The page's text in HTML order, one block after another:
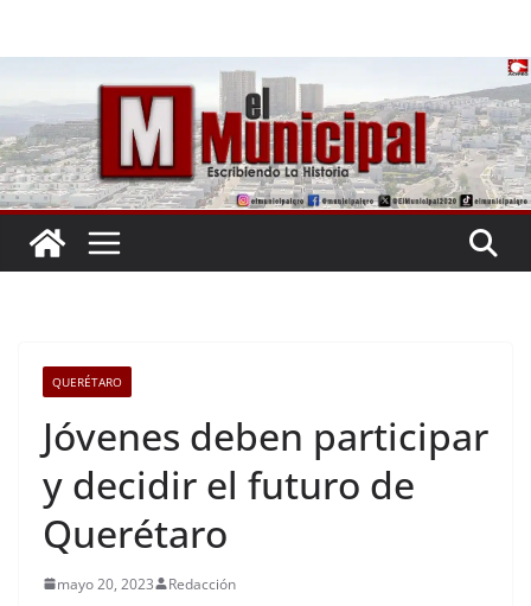
QUERÉTARO
Jóvenes deben participar
y decidir el futuro de
Querétaro
mayo 20, 2023 Redacción